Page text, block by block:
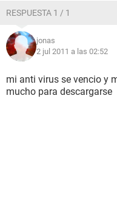
RESPUESTA 1 / 1
jonas
2 jul 2011 a las 02:52
mi anti virus se vencio y
mucho para descargarse